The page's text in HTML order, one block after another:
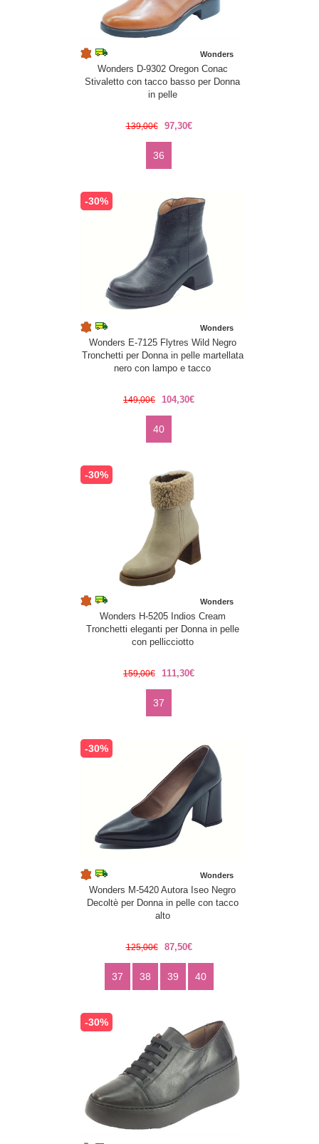
Wonders
Wonders D-9302 Oregon Conac
Stivaletto con tacco basso per Donna
in pelle
139,00€ 97,30€
36
-30%
Wonders
Wonders E-7125 Flytres Wild Negro
Tronchetti per Donna in pelle martellata
nero con lampo e tacco
149,00€ 104,30€
40
-30%
Wonders
Wonders H-5205 Indios Cream
Tronchetti eleganti per Donna in pelle
con pellicciotto
159,00€ 111,30€
37
-30%
Wonders
Wonders M-5420 Autora Iseo Negro
Decoltè per Donna in pelle con tacco
alto
125,00€ 87,50€
37 38 39 40
-30%